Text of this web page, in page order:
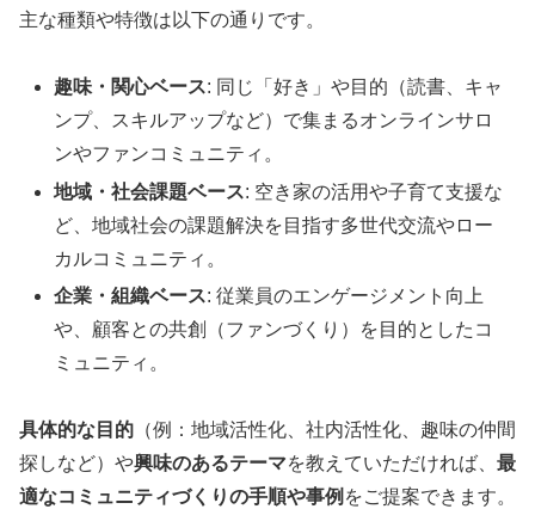
主な種類や特徴は以下の通りです。
趣味・関心ベース: 同じ「好き」や目的（読書、キャ
ンプ、スキルアップなど）で集まるオンラインサロ
ンやファンコミュニティ。
地域・社会課題ベース: 空き家の活用や子育て支援な
ど、地域社会の課題解決を目指す多世代交流やロー
カルコミュニティ。
企業・組織ベース: 従業員のエンゲージメント向上
や、顧客との共創（ファンづくり）を目的としたコ
ミュニティ。
具体的な目的 （例：地域活性化、社内活性化、趣味の仲間
探しなど）や興味のあるテーマを教えていただければ、 最
適なコミュニティづくりの手順や事例 をご提案できます。